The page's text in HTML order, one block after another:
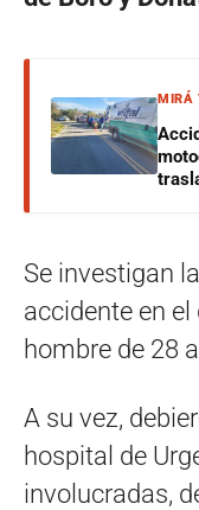
MIRÁ
Se investigan
accidente en
hombre de 28
A su vez,
hospital de
involucradas,